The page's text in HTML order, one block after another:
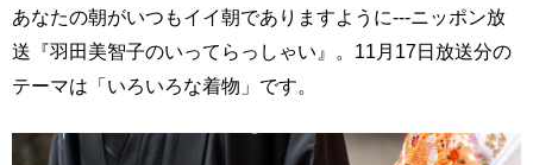
あなたの朝がいつもイイ朝でありますように---ニッポン放
送『羽田美智子のいってらっしゃい』。11月17日放送分の
テーマは「いろいろな着物」です。